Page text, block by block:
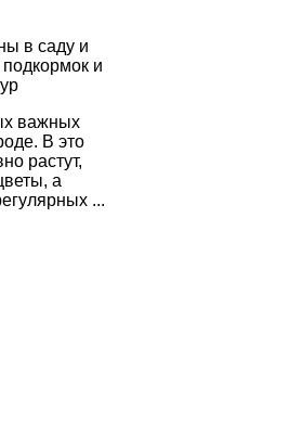
в саду и
и
важных
В это
растут,
а
...